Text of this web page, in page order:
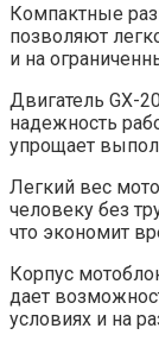
Компактные
позволяют
и на
Двигатель GX-
надежность
упрощает
Легкий вес
человеку без
что экономит
Корпус
дает
условиях и на